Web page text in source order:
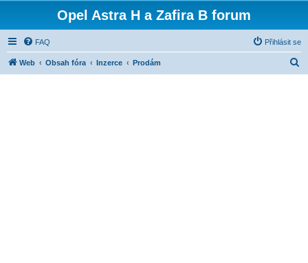
Opel Astra H a Zafira B forum
FAQ Přihlásit se
Web Obsah fóra Inzerce Prodám